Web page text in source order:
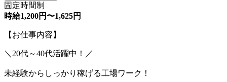
固定時間制
時給1,200円〜1,625円
【お仕事内容】
＼20代～40代活躍中！／
未経験からしっかり稼げる工場ワーク！